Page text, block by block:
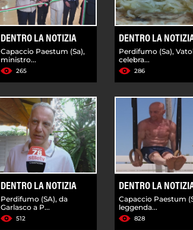
DENTRO LA NOTIZIA
Capaccio Paestum (Sa),
ministro...
265
DENTRO LA
Perdifumo (Sa),
celebra...
286
DENTRO LA NOTIZIA
Perdifumo (SA), da
Garlasco a P...
512
DENTRO LA
Capaccio Paestum
leggenda...
828